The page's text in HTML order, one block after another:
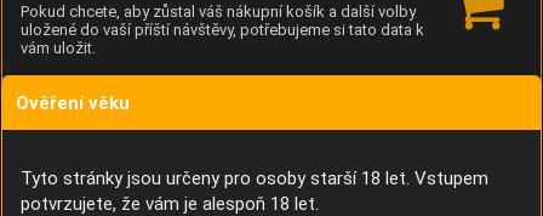
Pokud chcete, aby zůstal váš nákupní košík a další volby
uložené do vaší příští návštěvy, potřebujeme si tato data k
vám uložit.
Anonymní unikátní ID
Díky němu příště poznáme, že se jedná o stejné zařízení, a
Identifikátor je zcela anonymní.
Ověření věku
Tyto stránky jsou určeny pro osoby starší 18 let. Vstupem
potvrzujete, že vám je alespoň 18 let.